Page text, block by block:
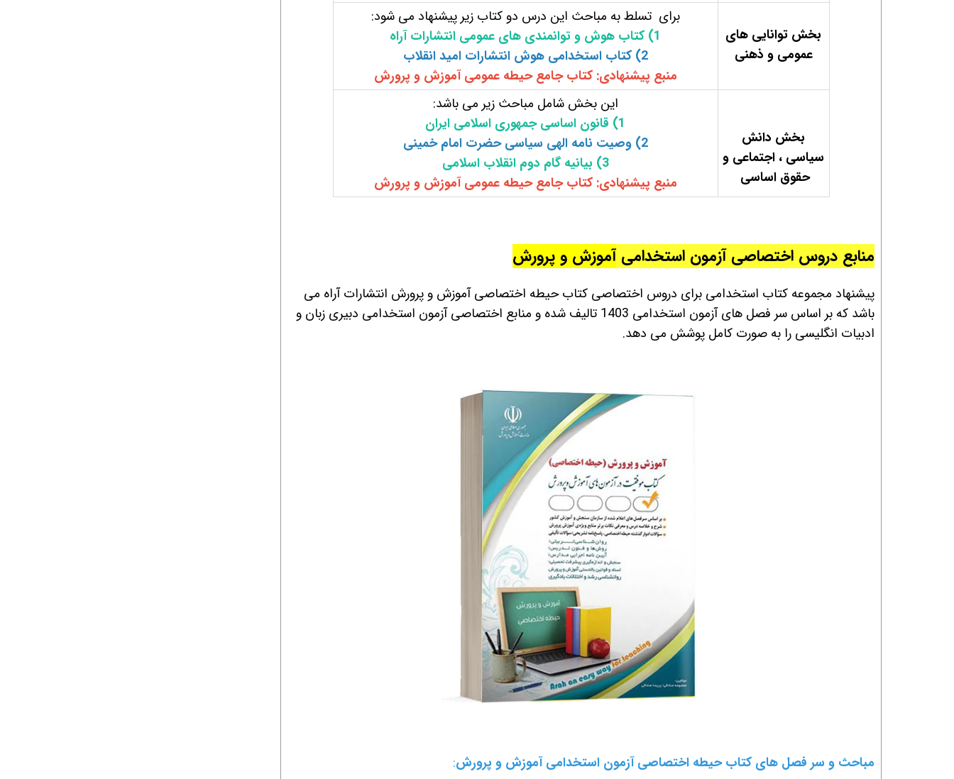
بخش توانایی های
عمومی و ذهنی
برای تسلط به مباحث این درس دو کتاب زیر پیشنهاد می شود:
1) ک
تاب هوش و توانمندی های عمومی انتشارات آراه
2) کتاب ا
ستخدامی هوش انتشارات امید انقلاب
منبع پیشنهادی: کتاب جامع حیطه عمومی آموزش و پرورش
بخش دانش
سیاسی ، اجتماعی و
حقوق اساسی
این بخش شامل مباحث زیر می باشد:
1) قانون اساسی جمهوری اسلامی ایران
2) وصیت نامه الهی سیاسی حضرت امام خمینی
3) بیانیه گام دوم انقلاب اسلامی
منبع پیشنهادی: کتاب جامع حیطه عمومی آموزش و پرورش
منابع دروس اختصاصی آزمون استخدامی آموزش و پرورش
پیشنهاد مجموعه کتاب استخدامی برای دروس اختصاصی کتاب حیطه اختصاصی آموزش و پرورش انتشارات آراه می
باشد که بر اساس سر فصل های آزمون استخدامی 1403 تالیف شده و منابع اختصاصی آزمون استخدامی
دبیری زبان و
ادبیات انگلیسی را به صورت کامل پوشش می دهد.
مباحث و سر فصل های کتاب حیطه اختصاصی آزمون استخدامی آموزش و پرورش: